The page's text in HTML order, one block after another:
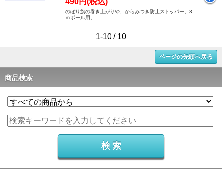
のぼり旗の巻き上がりや、からみつき防止ストッパー。3
ｍポール用。
1-10 / 10
ページの先頭へ戻る
商品検索